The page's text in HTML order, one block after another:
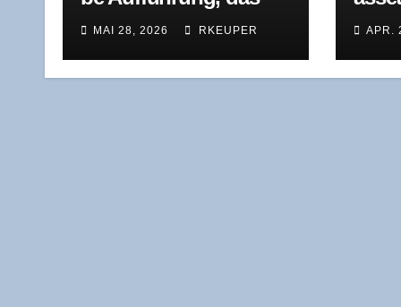
MAI 28, 2026 RKEUPER APR.